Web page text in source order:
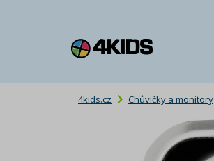
4kids.cz Chůvičky a monitory